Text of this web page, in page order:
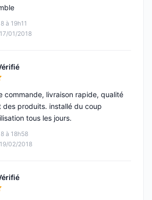
à 19h11
01/2018
5
à 18h58
02/2018
commande, livraison rapide, qualité
des produits. installé du coup
tous les jours.
5